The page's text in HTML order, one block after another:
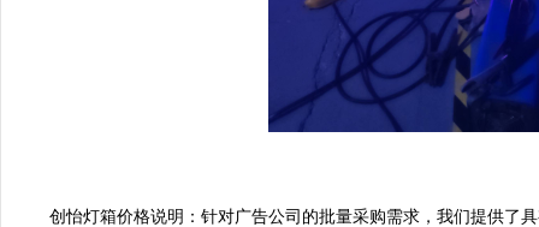
创怡灯箱价格说明：针对广告公司的批量采购需求，我们提供了